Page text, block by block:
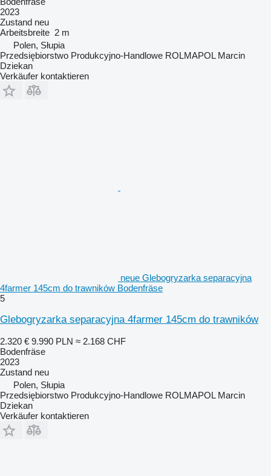
2023
Zustand neu
Arbeitsbreite 2 m
Polen, Słupia
Przedsiębiorstwo Produkcyjno-Handlowe ROLMAPOL Marcin
Dziekan
Verkäufer kontaktieren
neue Glebogryzarka separacyjna
4farmer 145cm do trawników Bodenfräse
5
Glebogryzarka separacyjna 4farmer 145cm do trawników
2.320 € 9.990 PLN ≈ 2.168 CHF
Bodenfräse
2023
Zustand neu
Polen, Słupia
Przedsiębiorstwo Produkcyjno-Handlowe ROLMAPOL Marcin
Dziekan
Verkäufer kontaktieren